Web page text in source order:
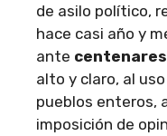
de asilo político,
hace casi año y
ante
alto y claro, al
pueblos enteros,
imposición de